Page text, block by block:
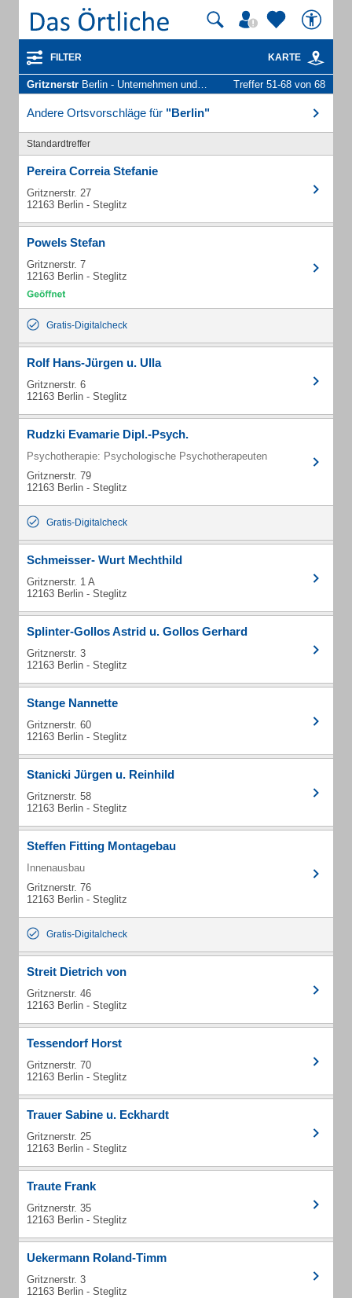
FILTER KARTE
Gritznerstr Berlin - Unternehmen und Personen Treffer 51-68 von 68
Andere Ortsvorschläge für "Berlin"
Standardtreffer
Pereira Correia Stefanie
Gritznerstr. 27
12163 Berlin - Steglitz
Powels Stefan
Gritznerstr. 7
12163 Berlin - Steglitz
Gratis-Digitalcheck
Rolf Hans-Jürgen u. Ulla
Gritznerstr. 6
12163 Berlin - Steglitz
Rudzki Evamarie Dipl.-Psych.
Psychotherapie: Psychologische Psychotherapeuten
Gritznerstr. 79
12163 Berlin - Steglitz
Gratis-Digitalcheck
Schmeisser- Wurt Mechthild
Gritznerstr. 1 A
12163 Berlin - Steglitz
Splinter-Gollos Astrid u. Gollos Gerhard
Gritznerstr. 3
12163 Berlin - Steglitz
Stange Nannette
Gritznerstr. 60
12163 Berlin - Steglitz
Stanicki Jürgen u. Reinhild
Gritznerstr. 58
12163 Berlin - Steglitz
Steffen Fitting Montagebau
Innenausbau
Gritznerstr. 76
12163 Berlin - Steglitz
Gratis-Digitalcheck
Streit Dietrich von
Gritznerstr. 46
12163 Berlin - Steglitz
Tessendorf Horst
Gritznerstr. 70
12163 Berlin - Steglitz
Trauer Sabine u. Eckhardt
Gritznerstr. 25
12163 Berlin - Steglitz
Traute Frank
Gritznerstr. 35
12163 Berlin - Steglitz
Uekermann Roland-Timm
Gritznerstr. 3
12163 Berlin - Steglitz